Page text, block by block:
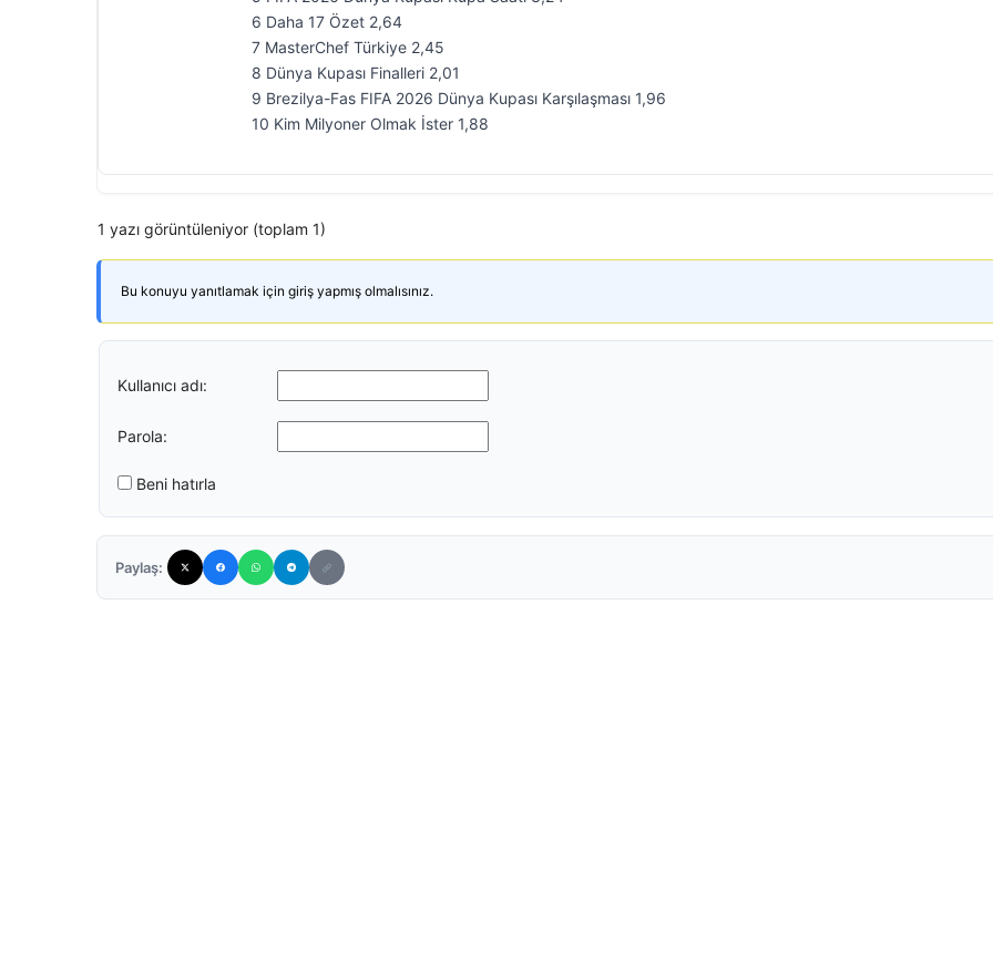
6 Daha 17 Özet 2,64
7 MasterChef Türkiye 2,45
8 Dünya Kupası Finalleri 2,01
9 Brezilya-Fas FIFA 2026 Dünya Kupası Karşılaşması 1,96
10 Kim Milyoner Olmak İster 1,88
1 yazı görüntüleniyor (toplam 1)
Bu konuyu yanıtlamak için giriş yapmış olmalısınız.
Kullanıcı adı:
Parola:
Beni hatırla
Paylaş: